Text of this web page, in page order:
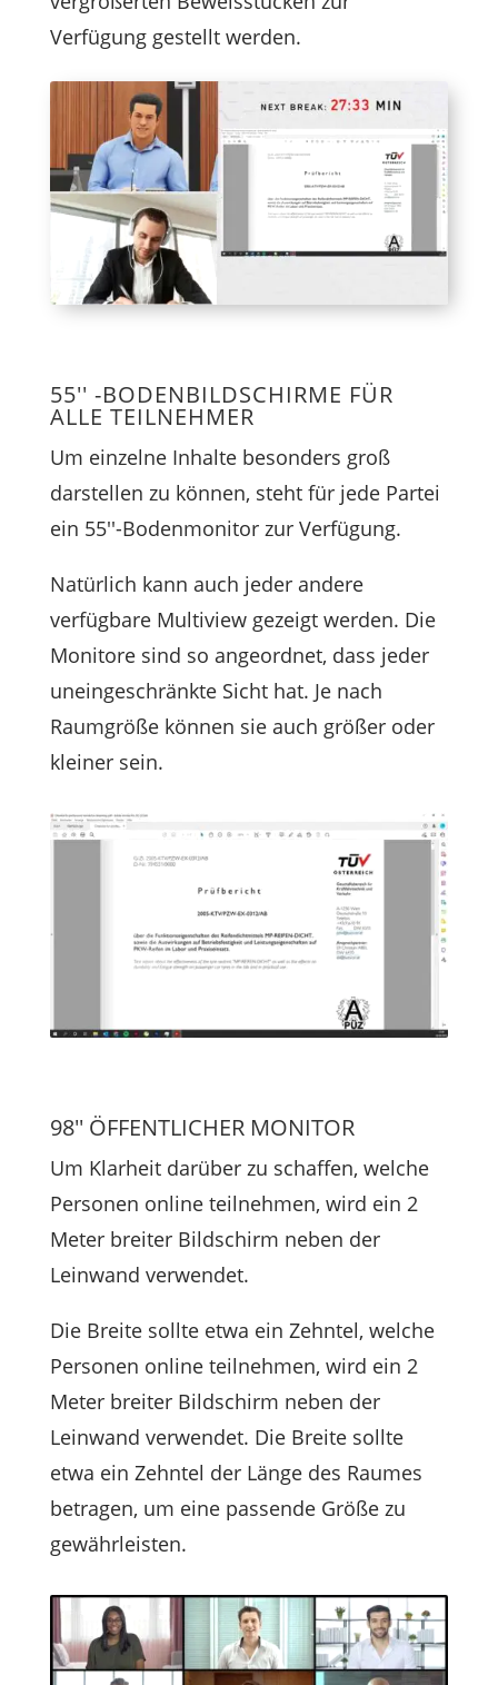
Verfügung gestellt werden.
55'' -BODENBILDSCHIRME FÜR
ALLE TEILNEHMER
Um einzelne Inhalte besonders groß
darstellen zu können, steht für jede Partei
ein 55''-Bodenmonitor zur Verfügung.
Natürlich kann auch jeder andere
verfügbare Multiview gezeigt werden. Die
Monitore sind so angeordnet, dass jeder
uneingeschränkte Sicht hat. Je nach
Raumgröße können sie auch größer oder
kleiner sein.
98'' ÖFFENTLICHER MONITOR
Um Klarheit darüber zu schaffen, welche
Personen online teilnehmen, wird ein 2
Meter breiter Bildschirm neben der
Leinwand verwendet.
Die Breite sollte etwa ein Zehntel, welche
Personen online teilnehmen, wird ein 2
Meter breiter Bildschirm neben der
Leinwand verwendet. Die Breite sollte
etwa ein Zehntel der Länge des Raumes
betragen, um eine passende Größe zu
gewährleisten.